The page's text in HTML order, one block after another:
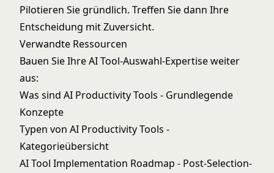
Pilotieren Sie gründlich. Treffen Sie dann Ihre
Entscheidung mit Zuversicht.
Verwandte Ressourcen
Bauen Sie Ihre AI Tool-Auswahl-Expertise weiter
aus:
Was sind AI Productivity Tools - Grundlegende
Konzepte
Typen von AI Productivity Tools -
Kategorieübersicht
AI Tool Implementation Roadmap - Post-Selection-